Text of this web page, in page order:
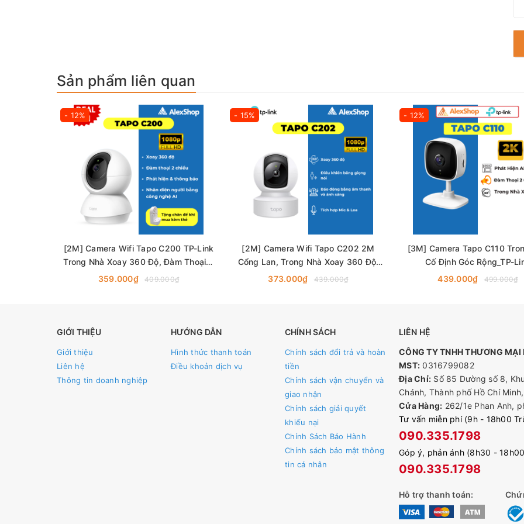
Sản phẩm liên quan
- 12%
[2M] Camera Wifi Tapo C200 TP-Link
Trong Nhà Xoay 360 Độ, Đàm Thoại 2
Chiều
359.000₫ 409.000₫
- 15%
[2M] Camera Wifi Tapo C202 2M
Cổng Lan, Trong Nhà Xoay 360 Độ,
Đàm Thoại 2 Chiều
373.000₫ 439.000₫
- 12%
[3M] Camera Tapo C110
Cố Định Góc Rộng_TP-
439.000₫
499.000₫
GIỚI THIỆU
Giới thiệu
Liên hệ
Thông tin doanh nghiệp
HƯỚNG DẪN
Hình thức thanh toán
Điều khoản dịch vụ
CHÍNH SÁCH
Chính sách đổi trả và hoàn
tiền
Chính sách vận chuyển và
giao nhận
Chính sách giải quyết
khiếu nại
Chính Sách Bảo Hành
Chính sách bảo mật thông
tin cá nhân
LIÊN HỆ
CÔNG TY TNHH THƯƠNG
MST: 0316799082
Địa Chỉ: Số 85 Dường số 8,
Chánh, Thành phố Hồ Chí
Cửa Hàng: 262/1e Phan Anh,
Tư vấn miễn phí (9h - 18h00
090.335.1798
Góp ý, phản ánh (8h30 -
090.335.1798
Hỗ trợ thanh toán: